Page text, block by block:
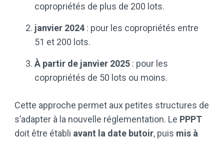
copropriétés de plus de 200 lots.
janvier 2024 : pour les copropriétés entre
51 et 200 lots.
À partir de janvier 2025 : pour les
copropriétés de 50 lots ou moins.
Cette approche permet aux petites structures de
s’adapter à la nouvelle réglementation. Le PPPT
doit être établi avant la date butoir, puis mis à